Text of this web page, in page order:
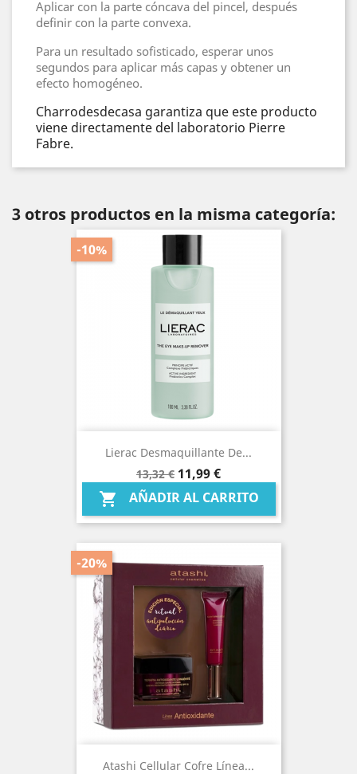
Aplicar con la parte cóncava del pincel, después
definir con la parte convexa.
Para un resultado sofisticado, esperar unos
segundos para aplicar más capas y obtener un
efecto homogéneo.
Charrodesdecasa garantiza que este producto
viene directamente del laboratorio Pierre
Fabre.
3 otros productos en la misma categoría:
Lierac Desmaquillante De...
Precio
base
13,32 €
-10%
Precio
11,99 €
 AÑADIR AL CARRITO
Atashi Cellular Cofre Línea...
-20%